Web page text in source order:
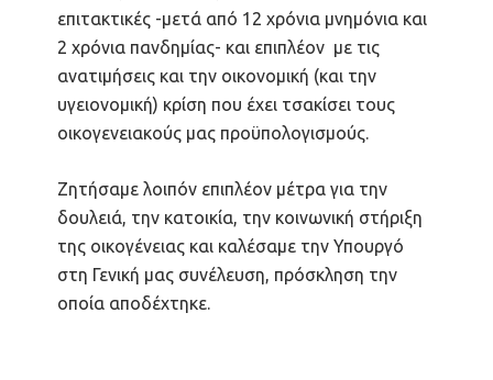
επιτακτικές -μετά από 12 χρόνια μνημόνια και
2 χρόνια πανδημίας- και επιπλέον με τις
ανατιμήσεις και την οικονομική (και την
υγειονομική) κρίση που έχει τσακίσει τους
οικογενειακούς μας προϋπολογισμούς.
Ζητήσαμε λοιπόν επιπλέον μέτρα για την
δουλειά, την κατοικία, την κοινωνική στήριξη
της οικογένειας και καλέσαμε την Υπουργό
στη Γενική μας συνέλευση, πρόσκληση την
οποία αποδέχτηκε.